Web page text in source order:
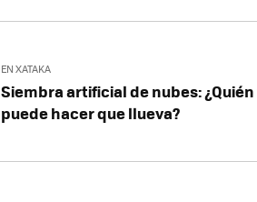
EN XATAKA
Siembra artificial de nubes:
puede hacer que llueva?